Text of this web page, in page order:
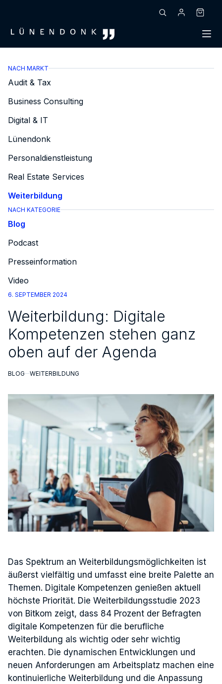
NACH MARKT
Audit & Tax
Business Consulting
Digital & IT
Lünendonk
Personaldienstleistung
Real Estate Services
Weiterbildung
NACH KATEGORIE
Blog
Podcast
Presseinformation
Video
6. SEPTEMBER 2024
Weiterbildung: Digitale
Kompetenzen stehen ganz
oben auf der Agenda
BLOG WEITERBILDUNG
Das Spektrum an Weiterbildungsmöglichkeiten ist
äußerst vielfältig und umfasst eine breite Palette an
Themen. Digitale Kompetenzen genießen aktuell
höchste Priorität. Die Weiterbildungsstudie 2023
von Bitkom zeigt, dass 84 Prozent der Befragten
digitale Kompetenzen für die berufliche
Weiterbildung als wichtig oder sehr wichtig
erachten. Die dynamischen Entwicklungen und
neuen Anforderungen am Arbeitsplatz machen eine
kontinuierliche Weiterbildung und die Anpassung